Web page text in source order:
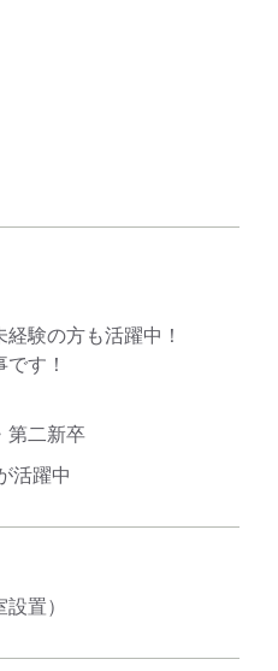
験の方も活躍中！
す！
第二新卒
活躍中
置）